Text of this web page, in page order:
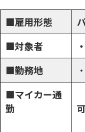
■雇用形態
■対象者
■勤務地 ・
■マイカー通
勤